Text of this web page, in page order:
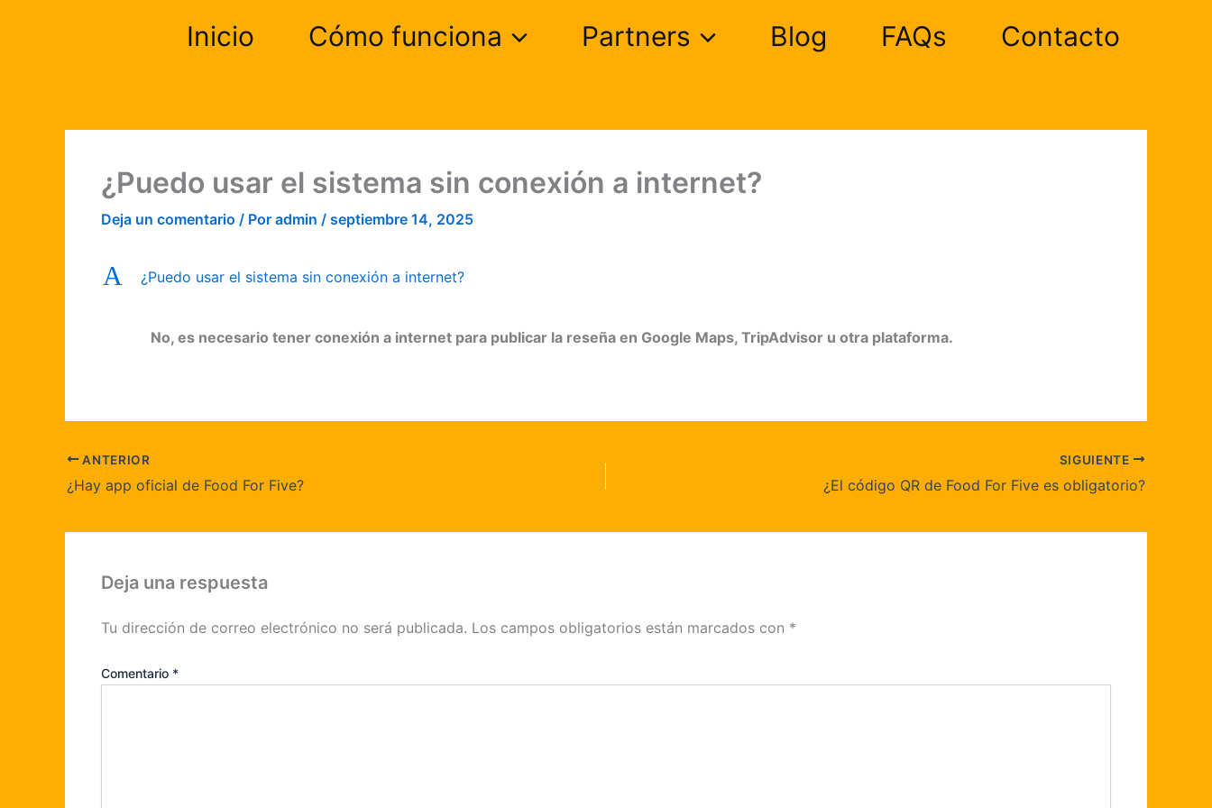
Inicio Cómo funciona Partners Blog FAQs Contacto
¿Puedo usar el sistema sin conexión a internet?
Deja un comentario / Por admin / septiembre 14, 2025
A ¿Puedo usar el sistema sin conexión a internet?
No, es necesario tener conexión a internet para publicar la reseña en Google Maps, TripAdvisor u otra plataforma.
ANTERIOR
¿Hay app oficial de Food For Five?
SIGUIENTE
¿El código QR de Food For Five es obligatorio?
Deja una respuesta
Tu dirección de correo electrónico no será publicada. Los campos obligatorios están marcados con *
Comentario *